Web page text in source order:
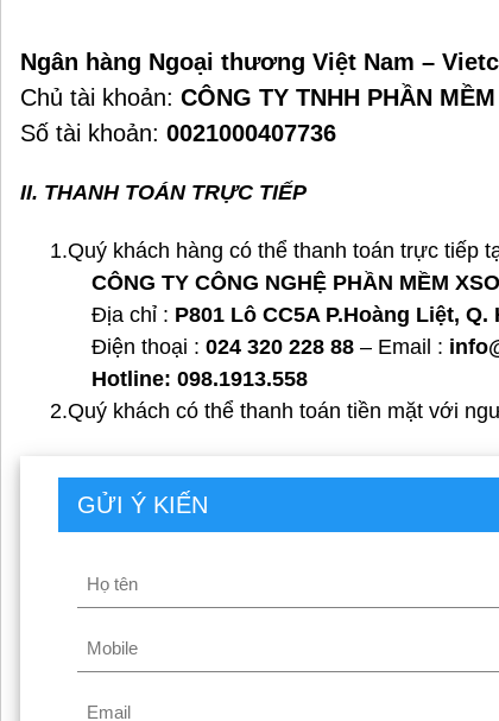
Ngân hàng Ngoại thương Việt Nam –
Chủ tài khoản: CÔNG TY TNHH PHẦN
Số tài khoản: 0021000407736
II. THANH TOÁN TRỰC TIẾP
1.Quý khách hàng có thể thanh toán trực tiếp
CÔNG TY CÔNG NGHỆ PHẦN MỀM
Địa chỉ : P801 Lô CC5A P.Hoàng Liệt, Q.
Điện thoại : 024 320 228 88 – Email :
Hotline: 098.1913.558
2.Quý khách có thể thanh toán tiền mặt với
GỬI Ý KIẾN